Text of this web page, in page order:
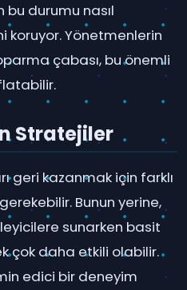
bu durumu nasıl
koruyor. Yönetmenlerin
çabası, bu önemli
Stratejiler
geri kazanmak için farklı
Bunun yerine,
sunarken basit
çok daha etkili olabilir.
edici bir deneyim